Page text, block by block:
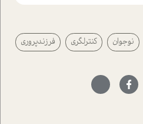
دو فنجان داغ به سراغ افرادی
عمل به اثبات رسانده اند؛ سید
و پنجمین سال فعالیت حرفه
زاده؛ سفیر صلح و دوستی که
کشور و کاشتن درخت، به نماد
منابع طبیعی تبدیل گشته
در این شماره به دو موضوع
نوجوان کنترلگری فرزندپروری